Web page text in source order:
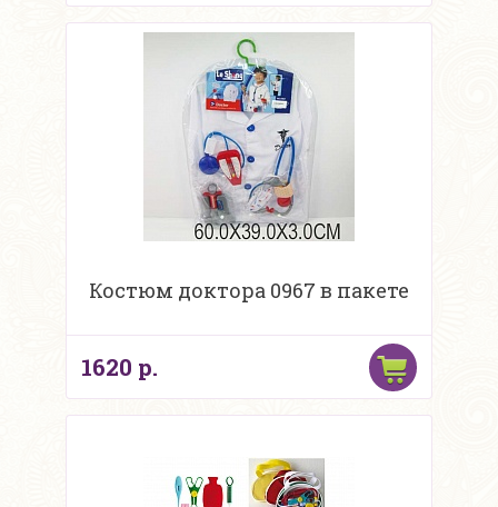
Костюм доктора 0967 в пакете
1620 р.